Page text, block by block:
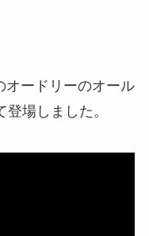
オードリーのオール
場しました。